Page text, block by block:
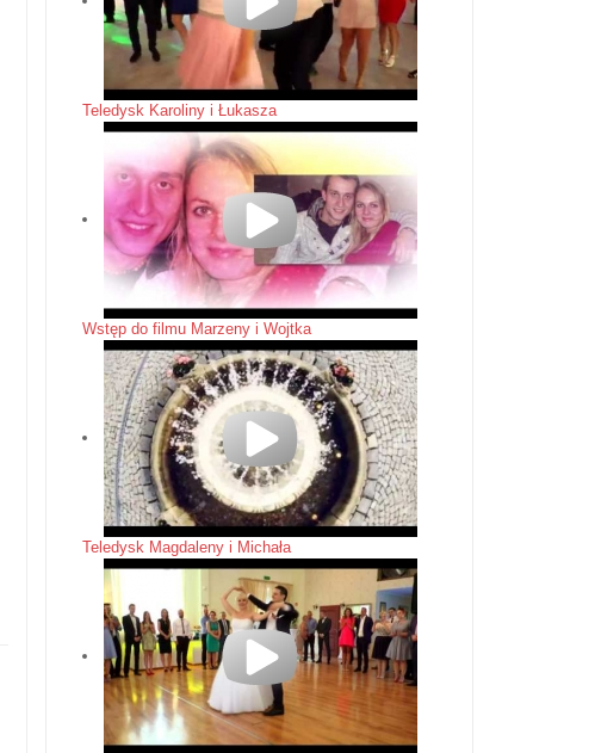
Teledysk Karoliny i Łukasza
Wstęp do filmu Marzeny i Wojtka
Teledysk Magdaleny i Michała